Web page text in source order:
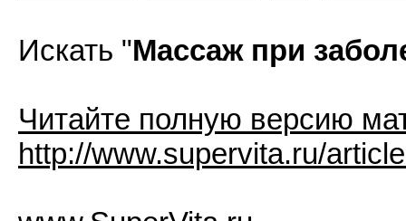
Искать "Массаж при
Читайте полную версию
http://www.supervita.ru/